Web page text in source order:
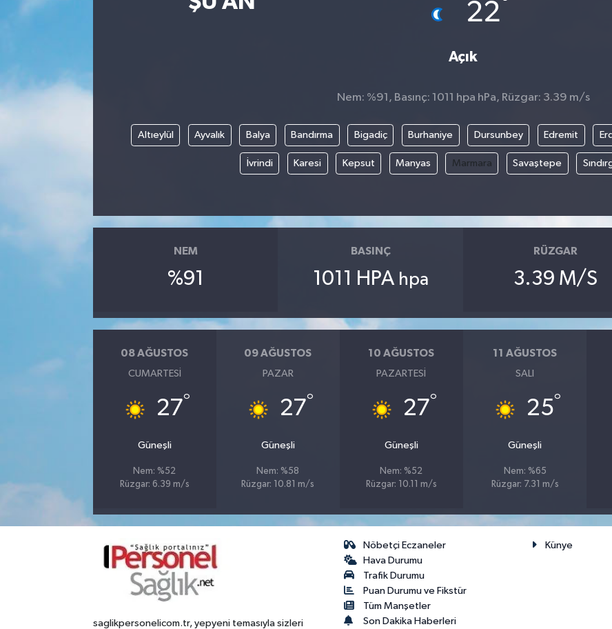
22
Açık
Nem: %91, Basınç: 1011 hpa hPa, Rüzgar: 3.39 m/s
Altıeylül Ayvalık Balya Bandırma Bigadiç Burhaniye Dursunbey Edremit
İvrindi Karesi Kepsut Manyas Marmara Savaştepe
NEM
%91
BASINÇ
1011 HPA hpa
RÜZGAR
3.39 M/S
08 AĞUSTOS
CUMARTESI
27°
Güneşli
Nem: %52
Rüzgar: 6.39 m/s
09 AĞUSTOS
PAZAR
27°
Güneşli
Nem: %58
Rüzgar: 10.81 m/s
10 AĞUSTOS
PAZARTESI
27°
Güneşli
Nem: %52
Rüzgar: 10.11 m/s
11 AĞUSTOS
SALI
25°
Güneşli
Nem: %65
Rüzgar: 7.31 m/s
saglikpersonelicom.tr, yepyeni temasıyla sizleri
Nöbetçi Eczaneler
Hava Durumu
Trafik Durumu
Puan Durumu ve Fikstür
Tüm Manşetler
Son Dakika Haberleri
Künye